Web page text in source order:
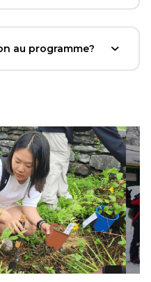
au programme?